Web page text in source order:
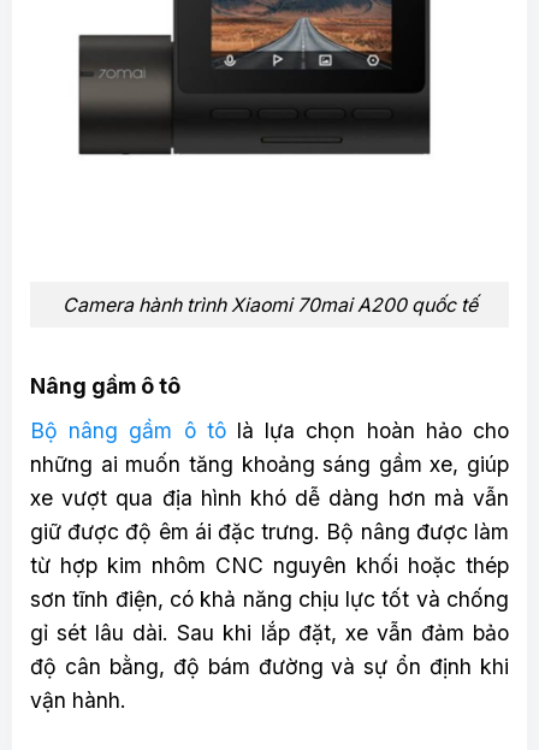
Camera hành trình Xiaomi 70mai A200 quốc tế
Nâng gầm ô tô
Bộ nâng gầm ô tôlà lựa chọn hoàn hảo cho
những ai muốn tăng khoảng sáng gầm xe, giúp
xe vượt qua địa hình khó dễ dàng hơn mà vẫn
giữ được độ êm ái đặc trưng. Bộ nâng được làm
từ hợp kim nhôm CNC nguyên khối hoặc thép
sơn tĩnh điện, có khả năng chịu lực tốt và chống
gỉ sét lâu dài. Sau khi lắp đặt, xe vẫn đảm bảo
độ cân bằng, độ bám đường và sự ổn định khi
vận hành.